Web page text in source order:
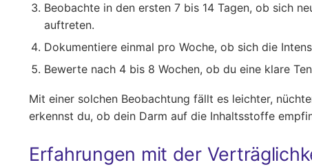
Beobachte in den ersten 7 bis 14 Tagen, ob sich
auftreten.
Dokumentiere einmal pro Woche, ob sich die
Bewerte nach 4 bis 8 Wochen, ob du eine klare
Mit einer solchen Beobachtung fällt es leichter,
erkennst du, ob dein Darm auf die Inhaltsstoffe
Erfahrungen mit der